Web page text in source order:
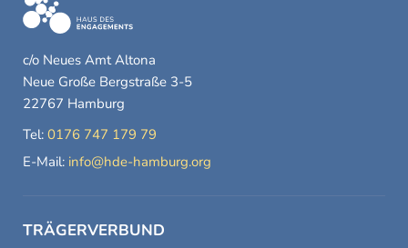
c/o Neues Amt Altona
Neue Große Bergstraße 3-5
22767 Hamburg
Tel: 0176 747 179 79
E-Mail: info@hde-hamburg.org
TRÄGERVERBUND